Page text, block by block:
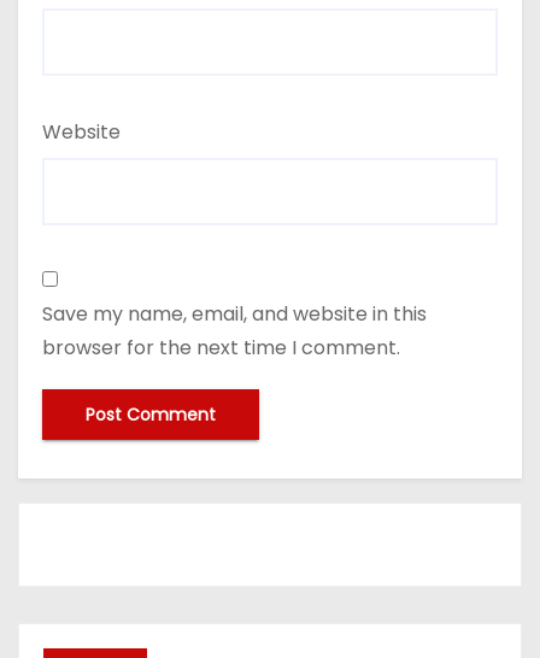
Website
Save my name, email, and website in this
browser for the next time I comment.